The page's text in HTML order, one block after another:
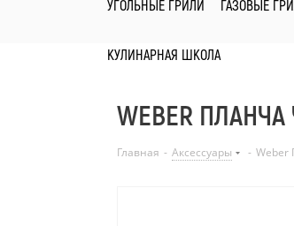
УГОЛЬНЫЕ ГРИЛИ ГАЗОВЫЕ
КУЛИНАРНАЯ ШКОЛА
WEBER
Главная - Аксессуары - Weber